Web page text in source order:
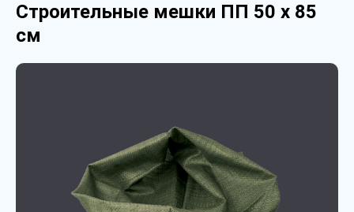
Строительные мешки ПП 50 х 85
см